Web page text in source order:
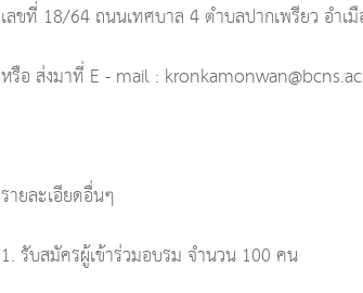
เลขที่ 18/64 ถนนเทศบาล 4 ตำบลปากเพรียว อำเ
หรือ ส่งมาที่ E - mail :
รายละเอียดอื่นๆ
1. รับสมัครผู้เข้าร่วมอบรม จำนวน 100 คน